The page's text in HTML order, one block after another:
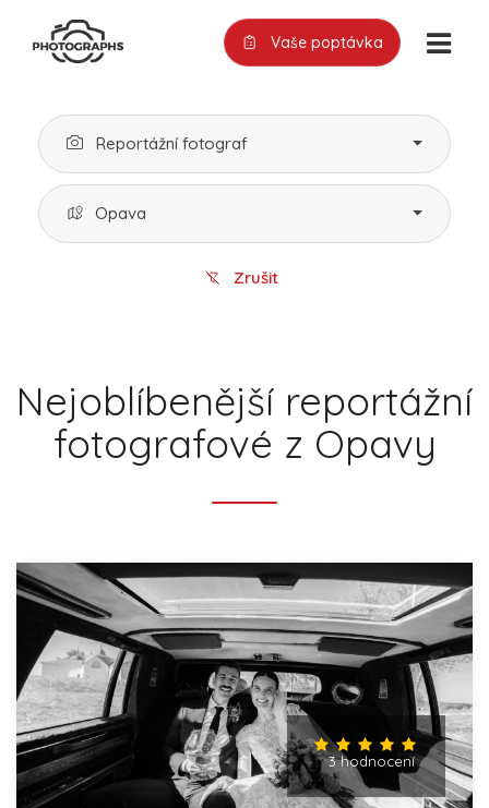
Vaše poptávka
Reportážní fotograf
Opava
Zrušit
Nejoblíbenější reportážní
fotografové z Opavy
3 hodnocení